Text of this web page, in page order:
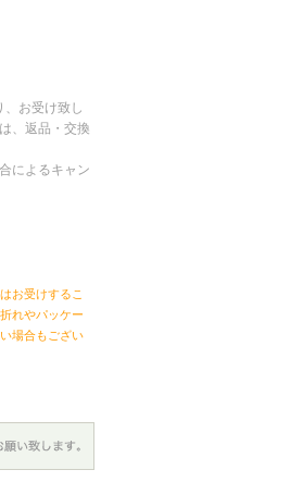
お受け致し
、返品・交換
によるキャン
お受けするこ
れやパッケー
場合もござい